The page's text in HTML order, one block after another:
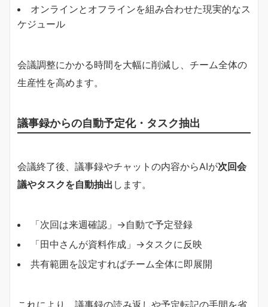
オンラインとオフラインを組み合わせた現実的なス
ケジュール
会議調整にかかる時間を大幅に削減し、チーム全体の
生産性を高めます。
議事録からの自動予定化・タスク抽出
会議終了後、議事録やチャットの内容からAIが次回会
議やタスクを自動抽出 します。
「次回は来週確認」→自動で予定登録
「田中さんが資料作成」→タスクに反映
共有範囲を設定すればチーム全体に即展開
これにより、議事録の読み返しや予定転記の手間を省